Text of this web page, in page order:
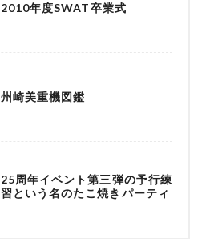
2010年度SWAT卒業式
州崎美重機図鑑
25周年イベント第三弾の予行練
習という名のたこ焼きパーティ